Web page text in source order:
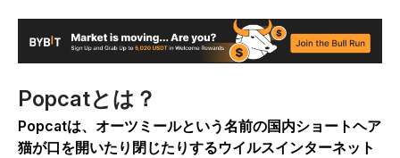
Popcatとは？
Popcatは、オーツミールという名前の国内ショートヘア
猫が口を開いたり閉じたりするウイルスインターネット